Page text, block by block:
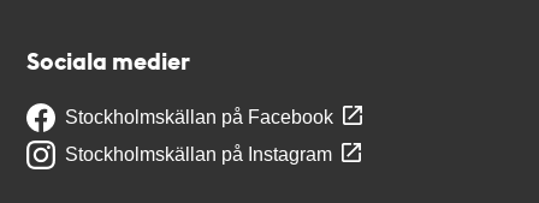
Sociala medier
Stockholmskällan på Facebook
Stockholmskällan på Instagram